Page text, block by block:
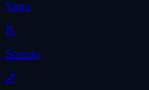
Virgo
♏
Scorpio
♐